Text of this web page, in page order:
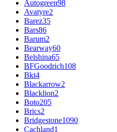
Autogreen98
Avatyre2
Barez35
Bars86
Barum2
Bearway60
Belshina65
BFGoodrich108
Bkt4
Blackarrow2
Blacklion2
Boto205
Brics2
Bridgestone1090
Cachland1